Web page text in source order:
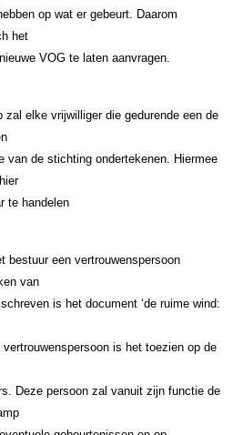
op wat er gebeurt. Daarom
het
VOG te laten aanvragen.
elke vrijwilliger die gedurende een de
van de stichting ondertekenen. Hiermee
te handelen
bestuur een vertrouwenspersoon
van
is het document ‘de ruime wind:
is het toezien op de
Deze persoon zal vanuit zijn functie de